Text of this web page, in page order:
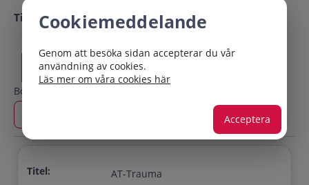
Tillfällen
Börjar efter:
Titel:
AT-Trauma
Cookiemeddelande
Genom att besöka sidan accepterar du vår
användning av cookies.
Läs mer om våra cookies här
Acceptera